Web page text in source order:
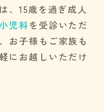
、15歳を過ぎ成人
児科を受診いただ
お子様もご家族も
にお越しいただけ